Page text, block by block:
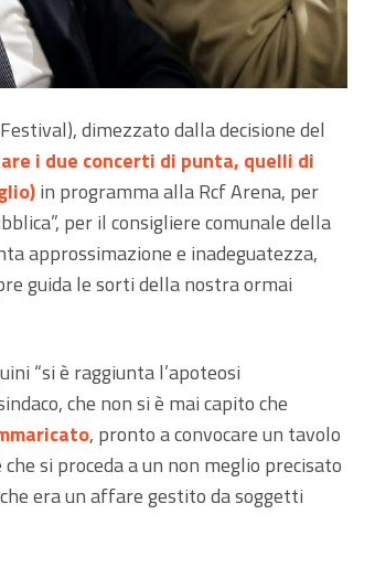
dimezzato dalla decisione del
i due concerti di punta, quelli di
in programma alla Rcf Arena, per
per il consigliere comunale della
approssimazione e inadeguatezza,
guida le sorti della nostra ormai
“si è raggiunta l’apoteosi
che non si è mai capito che
, pronto a convocare un tavolo
si proceda a un non meglio precisato
era un affare gestito da soggetti